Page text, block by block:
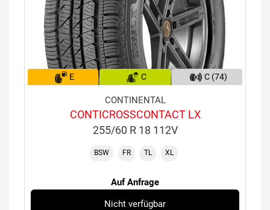
E C C (74)
CONTINENTAL
CONTICROSSCONTACT LX
255/60 R 18 112V
BSW FR TL XL
Auf Anfrage
Nicht verfügbar